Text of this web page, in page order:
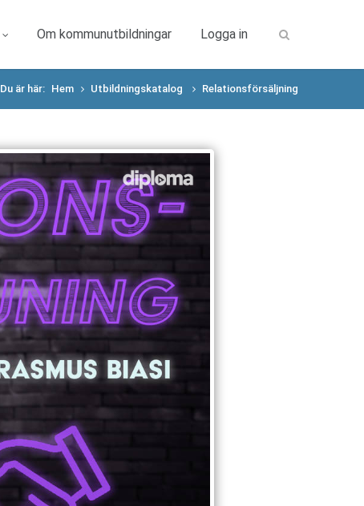
Om kommunutbildningar Logga in
Du är här: Hem Utbildningskatalog Relationsförsäljning